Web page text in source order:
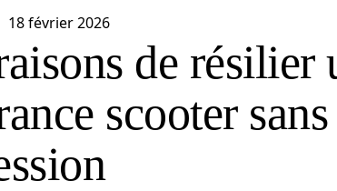
18 février 2026
de résilier
scooter